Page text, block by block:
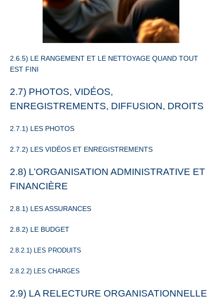
2.6.5) LE RANGEMENT ET LE NETTOYAGE QUAND TOUT
EST FINI
2.7) PHOTOS, VIDÉOS,
ENREGISTREMENTS, DIFFUSION, DROITS
2.7.1) LES PHOTOS
2.7.2) LES VIDÉOS ET ENREGISTREMENTS
2.8) L’ORGANISATION ADMINISTRATIVE ET
FINANCIÈRE
2.8.1) LES ASSURANCES
2.8.2) LE BUDGET
2.8.2.1) LES PRODUITS
2.8.2.2) LES CHARGES
2.9) LA RELECTURE ORGANISATIONNELLE